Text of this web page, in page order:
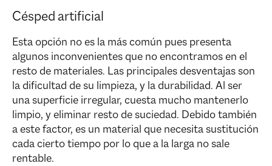
Césped artificial
Esta opción no es la más común pues presenta
algunos inconvenientes que no encontramos en el
resto de materiales. Las principales desventajas son
la dificultad de su limpieza, y la durabilidad. Al ser
una superficie irregular, cuesta mucho mantenerlo
limpio, y eliminar resto de suciedad. Debido también
a este factor, es un material que necesita sustitución
cada cierto tiempo por lo que a la larga no sale
rentable.